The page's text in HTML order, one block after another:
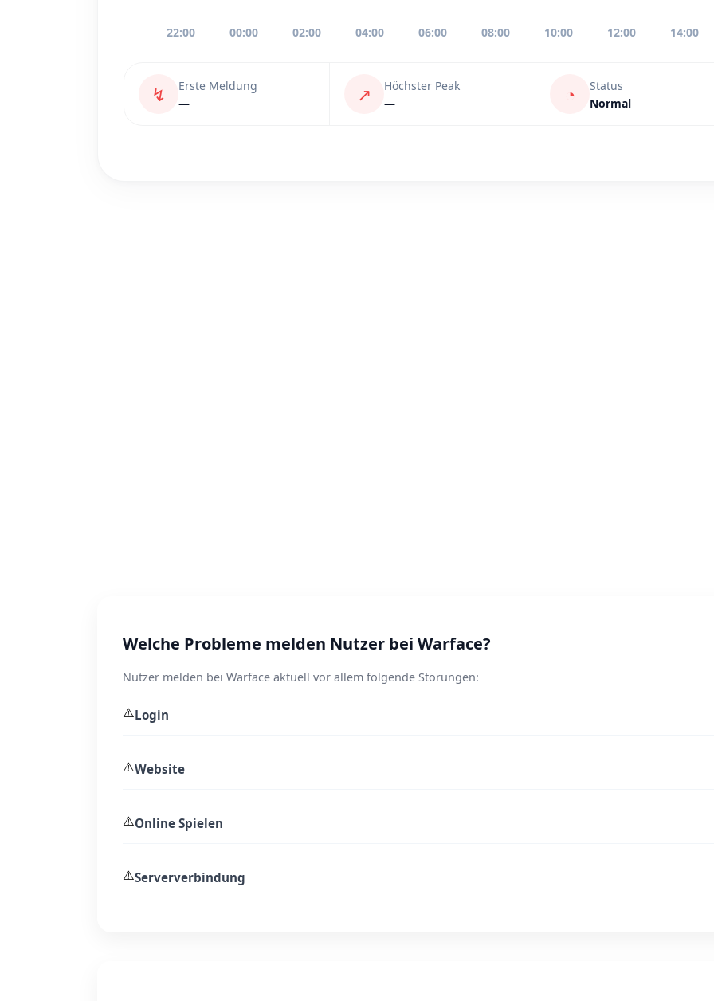
22:00 00:00 02:00 04:00 06:00 08:00 10:00 12:00 14:00
↯
Erste Meldung
—
↗
Höchster Peak
—
◔
Status
Normal
Welche Probleme melden Nutzer bei Warface?
Nutzer melden bei Warface aktuell vor allem folgende Störungen:
⚠️Login
⚠️Website
⚠️Online Spielen
⚠️Serververbindung